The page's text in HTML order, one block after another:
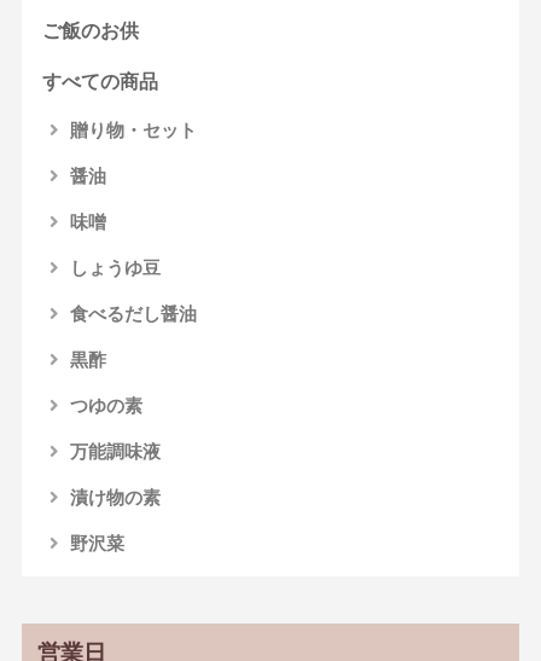
ご飯のお供
すべての商品
贈り物・セット
醤油
味噌
しょうゆ豆
食べるだし醤油
黒酢
つゆの素
万能調味液
漬け物の素
野沢菜
営業日